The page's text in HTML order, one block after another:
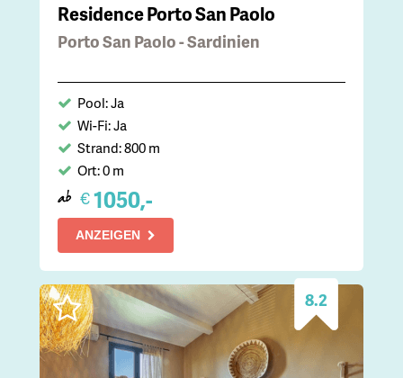
Residence Porto San Paolo
Porto San Paolo - Sardinien
Pool: Ja
Wi-Fi: Ja
Strand: 800 m
Ort: 0 m
ab €1050,-
ANZEIGEN
8.2